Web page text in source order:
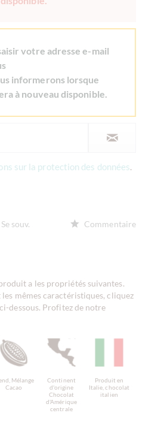
votre adresse e-mail
informerons lorsque
à nouveau disponible.
sur la protection des données.
Se souv. Commentaire
a les propriétés suivantes.
mêmes caractéristiques, cliquez
dessous. Profitez de notre
Mélange
Cacao
Continent
d'origine
Chocolat
d'Amérique
centrale
Produit en
Italie, chocolat
italien